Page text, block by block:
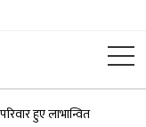
हुए लाभान्वित